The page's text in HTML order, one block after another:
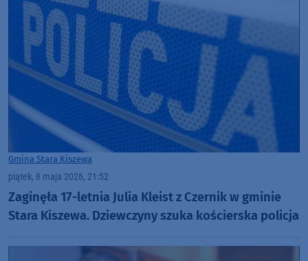
Gmina Stara Kiszewa
piątek, 8 maja 2026, 21:52
Zaginęła 17-letnia Julia Kleist z Czernik w gminie
Stara Kiszewa. Dziewczyny szuka kościerska policja